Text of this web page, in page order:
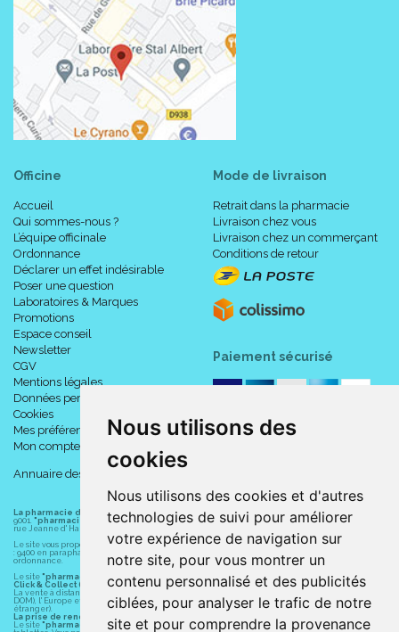
Nous utilisons des
cookies
Nous utilisons des cookies et d'autres
technologies de suivi pour améliorer
votre expérience de navigation sur
notre site, pour vous montrer un
contenu personnalisé et des publicités
ciblées, pour analyser le trafic de notre
site et pour comprendre la provenance
Officine
Accueil
Qui sommes-nous ?
L’équipe officinale
Ordonnance
Déclarer un effet indésirable
Poser une question
Laboratoires & Marques
Promotions
Espace conseil
Newsletter
CGV
Mentions légales
Données personnelles
Cookies
Mes préférences Cookies
Mon compte
Annuaire des pharmacies
Mode de livraison
Retrait dans la pharmacie
Livraison chez vous
Livraison chez un commerçant
Conditions de retour
Paiement sécurisé
La pharmacie du centre à Albert (80300) est une pharmacie française certifiée ISO
9001. "pharmacie-du-centre-albert.fr "est le site internet de la pharmacie du centre
rue Jeanne d' Harcourt, 80300 Albert.
Le site vous propose un large choix de plus de 11000 références, au prix les plus bas possible
: 9400 en parapharmacie, animaux, orthopédie, matériel médical. 1700 en médicaments sans
ordonnance.
Le site "pharmacie-du-centre-albert.fr" vous propose les service suivants :
Click & Collect (retrait gratuit dans la pharmacie).
La vente à distance chez vous et/ou chez un commerçant sur la France (Andorre, Monaco et
DOM), l' Europe et le monde entier (livraison assuré par Colissimo et ses partenaires à l'
étranger).
La prise de rendez-vous.
Le site "pharmacie-du-centre-albert.fr"est également disponible pour vos smartphones et